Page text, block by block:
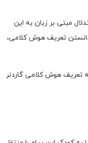
مبتی بر زبان به این
تعریف هوش کلامی،
تعریف هوش کلامی گاردنر